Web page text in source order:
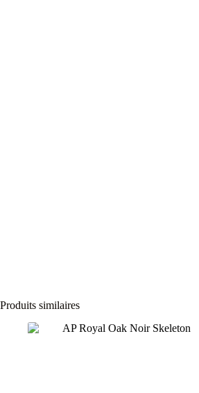
Produits similaires